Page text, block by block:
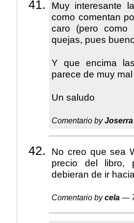
Muy interesante
como comentan
caro (pero como
quejas, pues
Y que encima
parece de muy
Un saludo
Comentario byJoserra
No creo que sea
precio del libro,
debieran de ir
Comentario bycela —